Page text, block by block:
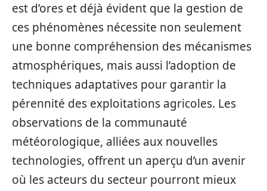
est d’ores et déjà évident que la gestion de
ces phénomènes nécessite non seulement
une bonne compréhension des mécanismes
atmosphériques, mais aussi l’adoption de
techniques adaptatives pour garantir la
pérennité des exploitations agricoles. Les
observations de la communauté
météorologique, alliées aux nouvelles
technologies, offrent un aperçu d’un avenir
où les acteurs du secteur pourront mieux